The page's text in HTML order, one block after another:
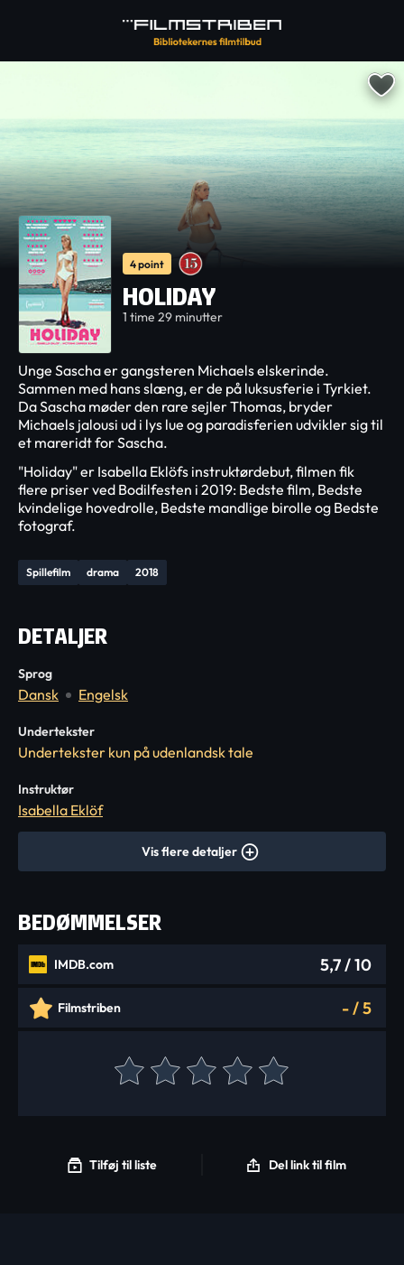
4 point
HOLIDAY
1 time 29 minutter
Spillefilm drama 2018
Unge Sascha er gangsteren Michaels elskerinde.
Sammen med hans slæng, er de på luksusferie i Tyrkiet.
Da Sascha møder den rare sejler Thomas, bryder
Michaels jalousi ud i lys lue og paradisferien udvikler sig til
et mareridt for Sascha.
"Holiday" er Isabella Eklöfs instruktørdebut, filmen fik
flere priser ved Bodilfesten i 2019: Bedste film, Bedste
kvindelige hovedrolle, Bedste mandlige birolle og Bedste
fotograf.
DETALJER
Sprog
Dansk Engelsk
Undertekster
Undertekster kun på udenlandsk tale
Instruktør
Isabella Eklöf
Vis flere detaljer
BEDØMMELSER
IMDB.com 5,7/ 10
Filmstriben -/5
Tilføj til liste Del link til film